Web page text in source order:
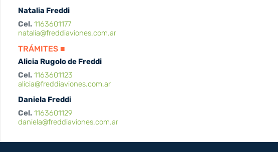
Natalia Freddi
Cel. 1163601177
natalia@freddiaviones.com.ar
TRÁMITES ■
Alicia Rugolo de Freddi
Cel. 1163601123
alicia@freddiaviones.com.ar
Daniela Freddi
Cel. 1163601129
daniela@freddiaviones.com.ar